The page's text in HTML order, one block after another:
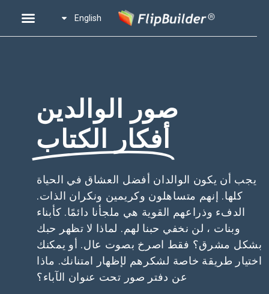
English
صور الوالدين
أفكار الكتاب
يجب أن يكون الوالدان أفضل العشاق في الحياة
كلها. إنهم متساهلون وكريمين ونكران الذات.
الدفء وذراعهم القوية هي ملجأنا دائمًا. كأبناء
وبنات ، لن نخفي حبنا لهم. لماذا لا تظهر حبك
بشكل مشرق؟ فقط اصرخ بصوت عال. أو يمكنك
اختيار طريقة خاصة لشكرهم لإظهار امتنانك. ماذا
عن دفتر صور تحت عنوان الآباء؟